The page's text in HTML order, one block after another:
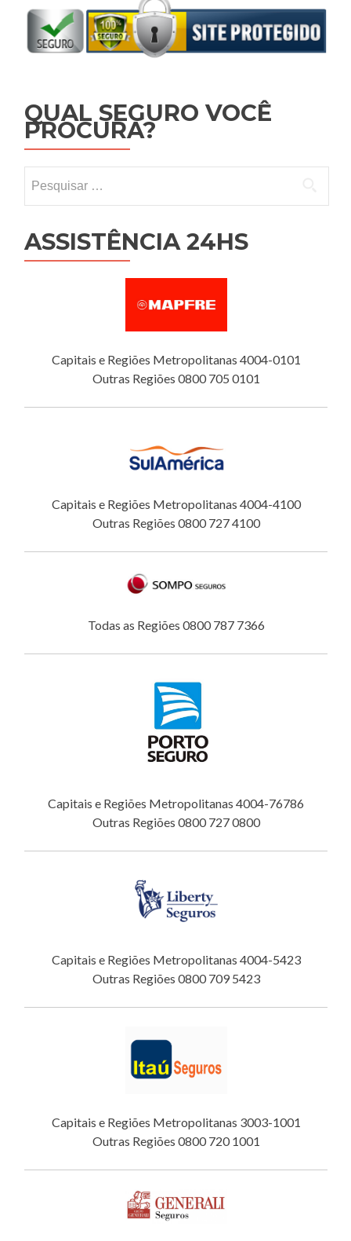
QUAL SEGURO VOCÊ
PROCURA?
ASSISTÊNCIA 24HS
Capitais e Regiões Metropolitanas 4004-0101
Outras Regiões 0800 705 0101
Capitais e Regiões Metropolitanas 4004-4100
Outras Regiões 0800 727 4100
Todas as Regiões 0800 787 7366
Capitais e Regiões Metropolitanas 4004-76786
Outras Regiões 0800 727 0800
Capitais e Regiões Metropolitanas 4004-5423
Outras Regiões 0800 709 5423
Capitais e Regiões Metropolitanas 3003-1001
Outras Regiões 0800 720 1001